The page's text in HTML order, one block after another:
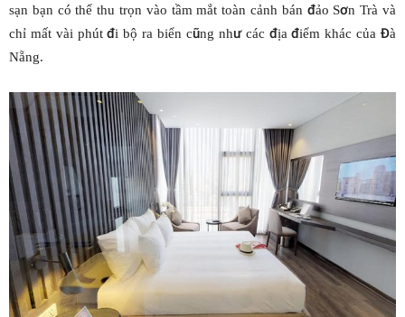
sạn bạn có thể thu trọn vào tầm mắt toàn cảnh bán đảo Sơn Trà và
chỉ mất vài phút đi bộ ra biển cũng như các địa điểm khác của Đà
Nẵng.